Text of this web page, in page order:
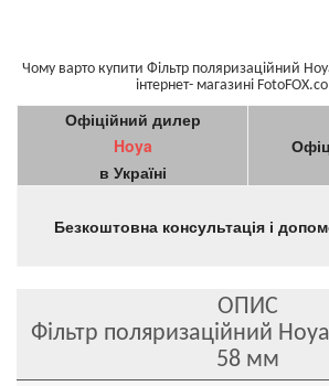
Чому варто купити Фільтр поляризаційний
інтернет- магазині
Офіційний дилер
Hoya
в Україні
Безкоштовна консультація і
ОПИС
Фільтр поляризаційний
58 мм